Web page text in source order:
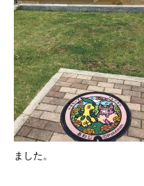
ました。